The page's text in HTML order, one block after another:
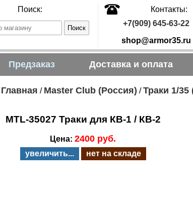
Поиск: Контакты:
+7(909) 645-63-22
shop@armor35.ru
Предзаказ Доставка и оплата
Главная / Master Club (Россия) /Траки 1/35
MTL-35027 Траки для КВ-1 / КВ-2
Цена: 2400 руб.
увеличить...
нет на складе